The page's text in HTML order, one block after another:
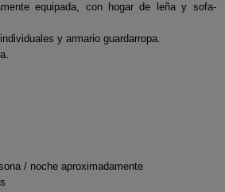
equipada, con hogar de leña y sofa-
y armario guardarropa.
/ noche aproximadamente